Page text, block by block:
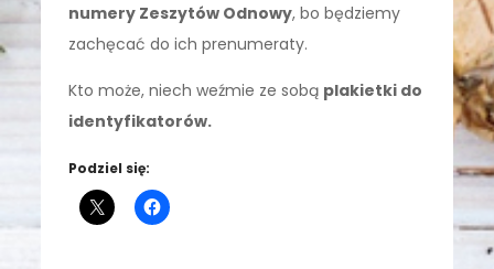
numery Zeszytów Odnowy, bo będziemy
zachęcać do ich prenumeraty.
Kto może, niech weźmie ze sobą plakietki do
identyfikatorów.
Podziel się: